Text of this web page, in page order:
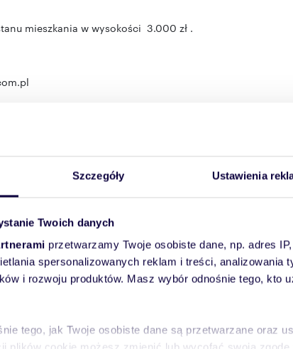
Szczegóły Ustawienia
Twoich danych
przetwarzamy Twoje osobiste dane, np. adres
spersonalizowanych reklam i treści, analizowania
i rozwoju produktów. Masz wybór odnośnie tego, kto
tego, jak Twoje osobiste dane są przetwarzane oraz
mieszkania w wysokości 3.000 zł .
art. 66 Kodeksu Cywilnego
pośrednictwa: Damian Linkner (licencja nr: 1686)